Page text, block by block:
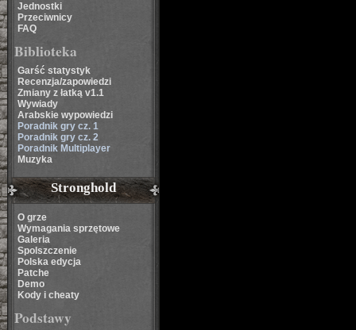
Jednostki
Przeciwnicy
FAQ
Biblioteka
Garść statystyk
Recenzja/zapowiedzi
Zmiany z łatką v1.1
Wywiady
Arabskie wypowiedzi
Poradnik gry cz. 1
Poradnik gry cz. 2
Poradnik Multiplayer
Muzyka
Stronghold
O grze
Wymagania sprzętowe
Galeria
Spolszczenie
Polska edycja
Patche
Demo
Kody i cheaty
Podstawy